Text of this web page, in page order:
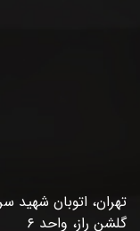
تهران، اتوبان شهید
گلشن راز، واحد ۶